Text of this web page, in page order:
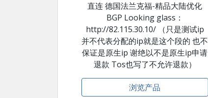
直连 德国法兰克福-精品大陆优化
BGP Looking glass：
http://82.115.30.10/ （只是测试ip
并不代表分配的ip就是这个段的 也不
保证是原生ip 谢绝以不是原生ip申请
退款 Tos也写了不允许退款）
浏览产品